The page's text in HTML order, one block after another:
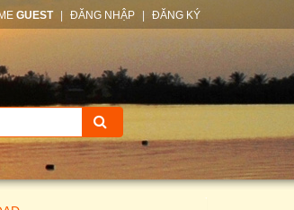
GUEST ĐĂNG NHẬP ĐĂNG KÝ